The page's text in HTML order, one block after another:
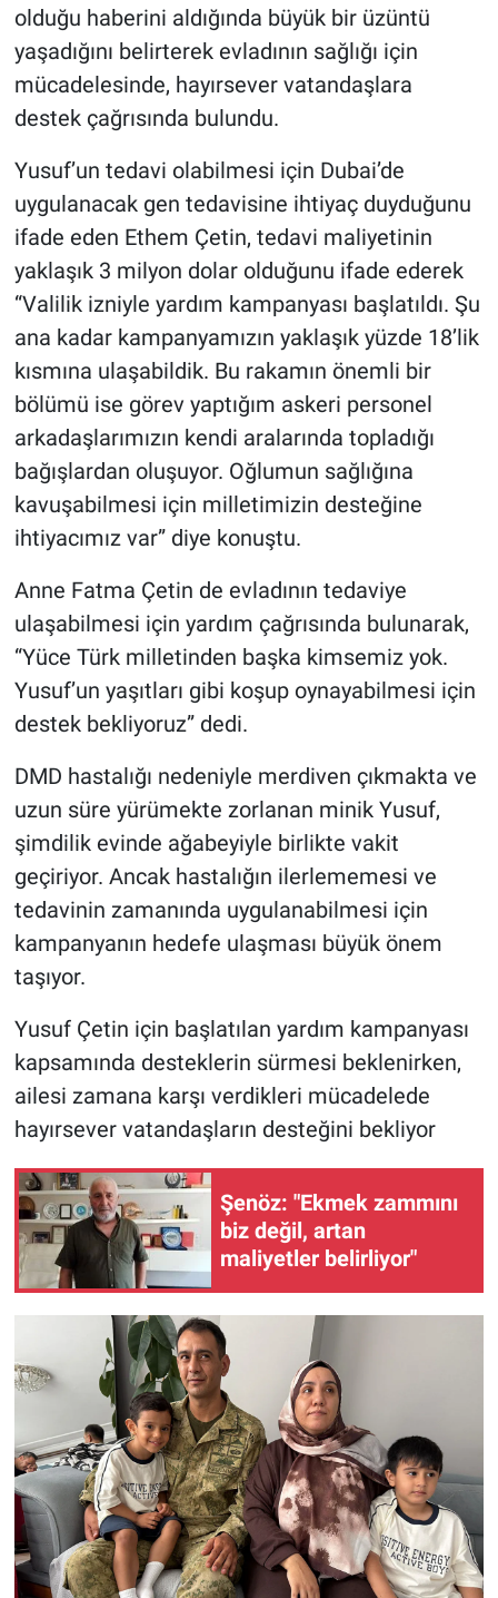
olduğu haberini aldığında büyük bir üzüntü
yaşadığını belirterek evladının sağlığı için
mücadelesinde, hayırsever vatandaşlara
destek çağrısında bulundu.
Yusuf’un tedavi olabilmesi için Dubai’de
uygulanacak gen tedavisine ihtiyaç duyduğunu
ifade eden Ethem Çetin, tedavi maliyetinin
yaklaşık 3 milyon dolar olduğunu ifade ederek
“Valilik izniyle yardım kampanyası başlatıldı. Şu
ana kadar kampanyamızın yaklaşık yüzde 18’lik
kısmına ulaşabildik. Bu rakamın önemli bir
bölümü ise görev yaptığım askeri personel
arkadaşlarımızın kendi aralarında topladığı
bağışlardan oluşuyor. Oğlumun sağlığına
kavuşabilmesi için milletimizin desteğine
ihtiyacımız var” diye konuştu.
Anne Fatma Çetin de evladının tedaviye
ulaşabilmesi için yardım çağrısında bulunarak,
“Yüce Türk milletinden başka kimsemiz yok.
Yusuf’un yaşıtları gibi koşup oynayabilmesi için
destek bekliyoruz” dedi.
DMD hastalığı nedeniyle merdiven çıkmakta ve
uzun süre yürümekte zorlanan minik Yusuf,
şimdilik evinde ağabeyiyle birlikte vakit
geçiriyor. Ancak hastalığın ilerlememesi ve
tedavinin zamanında uygulanabilmesi için
kampanyanın hedefe ulaşması büyük önem
taşıyor.
Yusuf Çetin için başlatılan yardım kampanyası
kapsamında desteklerin sürmesi beklenirken,
ailesi zamana karşı verdikleri mücadelede
hayırsever vatandaşların desteğini bekliyor
Şenöz: "Ekmek zammını
biz değil, artan
maliyetler belirliyor"